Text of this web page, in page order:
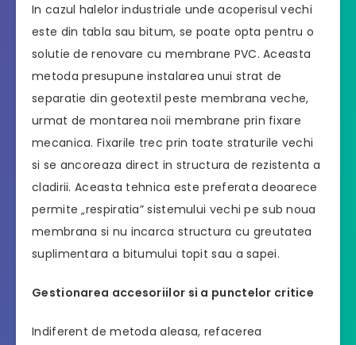
In cazul halelor industriale unde acoperisul vechi
este din tabla sau bitum, se poate opta pentru o
solutie de renovare cu membrane PVC. Aceasta
metoda presupune instalarea unui strat de
separatie din geotextil peste membrana veche,
urmat de montarea noii membrane prin fixare
mecanica. Fixarile trec prin toate straturile vechi
si se ancoreaza direct in structura de rezistenta a
cladirii. Aceasta tehnica este preferata deoarece
permite „respiratia” sistemului vechi pe sub noua
membrana si nu incarca structura cu greutatea
suplimentara a bitumului topit sau a sapei.
Gestionarea accesoriilor si a punctelor critice
Indiferent de metoda aleasa, refacerea